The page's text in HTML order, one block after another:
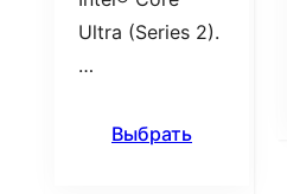
Ultra (Series 2).
…
Выбрать